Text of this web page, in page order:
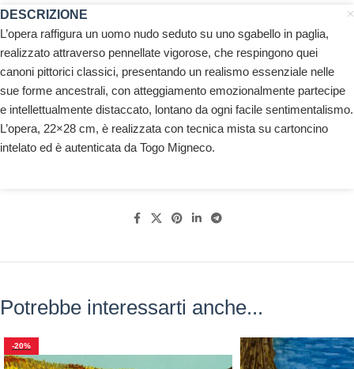
DESCRIZIONE
L’opera raffigura un uomo nudo seduto su uno sgabello in paglia,
realizzato attraverso pennellate vigorose, che respingono quei
canoni pittorici classici, presentando un realismo essenziale nelle
sue forme ancestrali, con atteggiamento emozionalmente partecipe
e intellettualmente distaccato, lontano da ogni facile sentimentalismo.
L’opera, 22×28 cm, è realizzata con tecnica mista su cartoncino
intelato ed è autenticata da Togo Migneco.
Potrebbe interessarti anche...
-20%